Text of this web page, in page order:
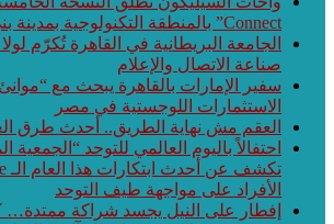
Connect” بالمنطقة التكنولوجية بمدينة بني سويف الجديدة
الجامعة البريطانية في القاهرة تُكرّم لولا
صناعة الاتصال والإعلام
سفير الإمارات بالقاهرة يبحث مع “موانئ
الاستثمارات اللوجستية في مصر
العقم مش نهاية الطريق.. أحدث طرق العلاج
احتفالاً باليوم العالمي للتوحد “الجمعية
الأفراد على مواجهة طيف التوحد
إفطار على النيل يجسد شراكة ممتدة…